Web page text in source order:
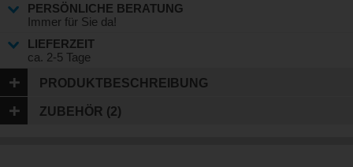
PERSÖNLICHE BERATUNG
Immer für Sie da!
LIEFERZEIT
ca. 2-5 Tage
PRODUKTBESCHREIBUNG
ZUBEHÖR (2)